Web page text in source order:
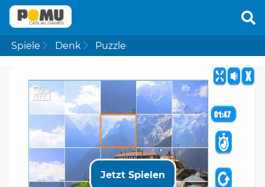
Spiele Denk Puzzle
Jetzt Spielen